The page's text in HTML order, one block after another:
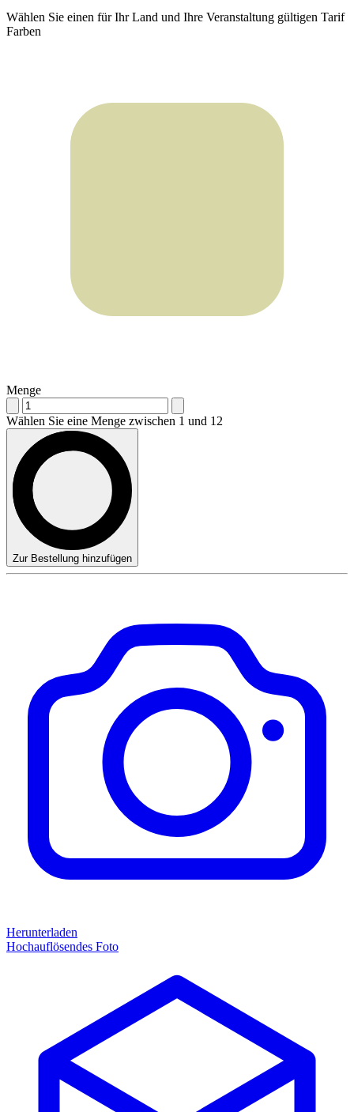
Wählen Sie einen für Ihr Land und Ihre Veranstaltung gültigen Tarif
Farben
Menge
Wählen Sie eine Menge zwischen 1 und 12
Zur Bestellung hinzufügen
Herunterladen
Hochauflösendes Foto